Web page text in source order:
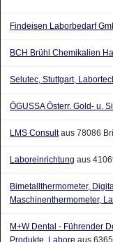
Findeisen Laborbedarf
BCH Brühl Chemikalien
Selutec, Stuttgart,
ÖGUSSA Österr. Gold- u.
LMS Consultaus 78086
Laboreinrichtung aus
Bimetallthermometer,
Maschinenthermometer,
M+W Dental - Führender
Produkte, Labore aus